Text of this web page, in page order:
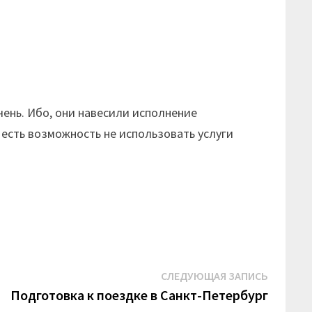
Ибо, они навесили исполнение
возможность не использовать услуги
СЛЕДУЮЩАЯ ЗАПИСЬ
запись:
Подготовка к поездке в Санкт-Петербург